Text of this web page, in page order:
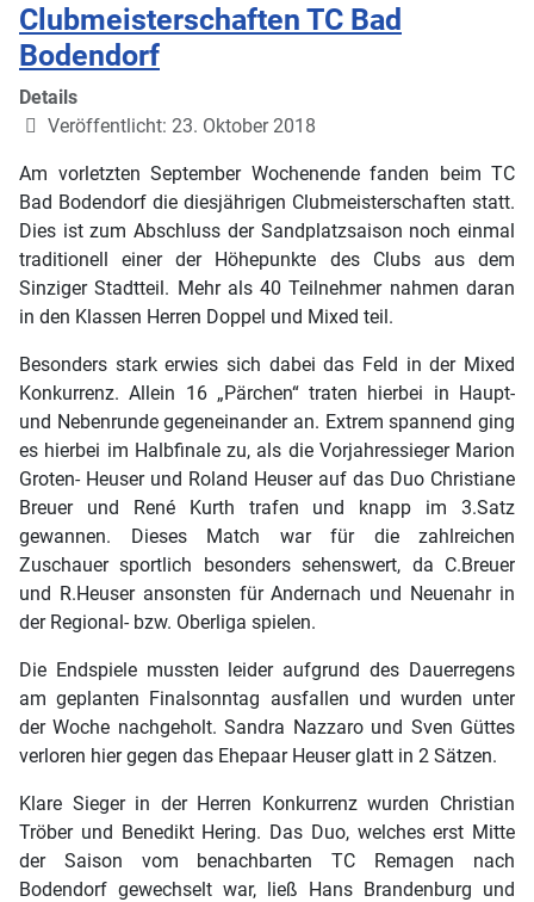
Clubmeisterschaften TC Bad
Bodendorf
Details
Veröffentlicht: 23. Oktober 2018
Am vorletzten September Wochenende fanden beim TC
Bad Bodendorf die diesjährigen Clubmeisterschaften statt.
Dies ist zum Abschluss der Sandplatzsaison noch einmal
traditionell einer der Höhepunkte des Clubs aus dem
Sinziger Stadtteil. Mehr als 40 Teilnehmer nahmen daran
in den Klassen Herren Doppel und Mixed teil.
Besonders stark erwies sich dabei das Feld in der Mixed
Konkurrenz. Allein 16 „Pärchen“ traten hierbei in Haupt-
und Nebenrunde gegeneinander an. Extrem spannend ging
es hierbei im Halbfinale zu, als die Vorjahressieger Marion
Groten- Heuser und Roland Heuser auf das Duo Christiane
Breuer und René Kurth trafen und knapp im 3.Satz
gewannen. Dieses Match war für die zahlreichen
Zuschauer sportlich besonders sehenswert, da C.Breuer
und R.Heuser ansonsten für Andernach und Neuenahr in
der Regional- bzw. Oberliga spielen.
Die Endspiele mussten leider aufgrund des Dauerregens
am geplanten Finalsonntag ausfallen und wurden unter
der Woche nachgeholt. Sandra Nazzaro und Sven Güttes
verloren hier gegen das Ehepaar Heuser glatt in 2 Sätzen.
Klare Sieger in der Herren Konkurrenz wurden Christian
Tröber und Benedikt Hering. Das Duo, welches erst Mitte
der Saison vom benachbarten TC Remagen nach
Bodendorf gewechselt war, ließ Hans Brandenburg und